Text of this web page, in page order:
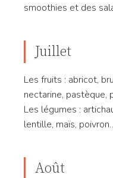
smoothies et des
Juillet
Les fruits : abricot,
nectarine, pastèque,
Les légumes :
lentille, maïs,
Août